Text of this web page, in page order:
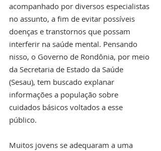
acompanhado por diversos especialistas
no assunto, a fim de evitar possíveis
doenças e transtornos que possam
interferir na saúde mental. Pensando
nisso, o Governo de Rondônia, por meio
da Secretaria de Estado da Saúde
(Sesau), tem buscado explanar
informações a população sobre
cuidados básicos voltados a esse
público.
Muitos jovens se adequaram a uma